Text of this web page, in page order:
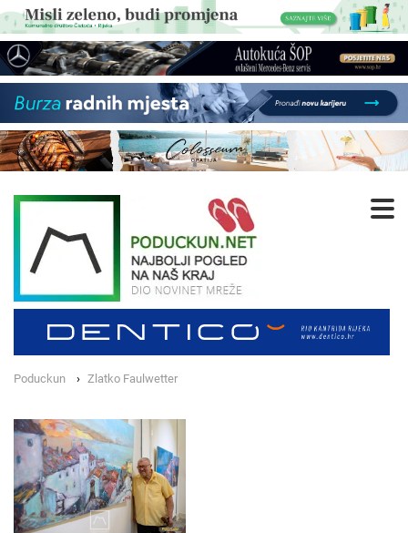
Poduckun Zlatko Faulwetter